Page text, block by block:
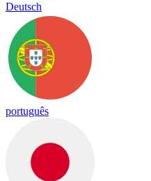
Deutsch
português